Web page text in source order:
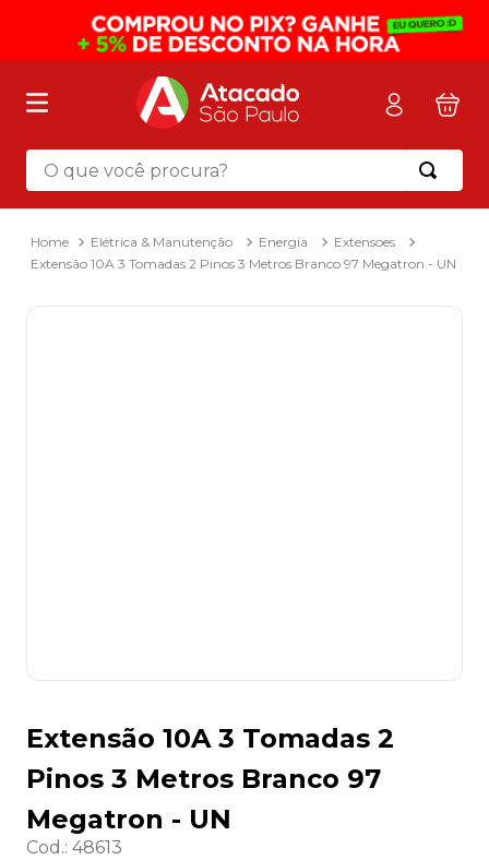
O que você procura?
Elétrica & Manutenção Energia
Extensoes
Extensão 10A 3 Tomadas 2 Pinos 3 Metros Branco 97 Megatron - UN
Extensão 10A 3 Tomadas 2
Pinos 3 Metros Branco 97
Megatron - UN
Cod.: 48613
Termos mais buscados
mochila
2º sacola
3º mala